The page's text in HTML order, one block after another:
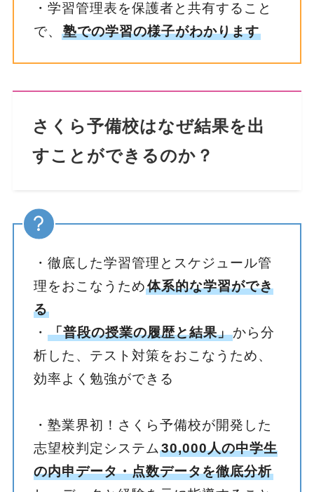
・学習管理表を保護者と共有すること
で、塾での学習の様子がわかります
さくら予備校はなぜ結果を出
すことができるのか ？
・徹底した学習管理とスケジュール管
理をおこなうため体系的な学習ができ
る
・「普段の授業の履歴と結果」から分
析した、テスト対策をおこなうため、
効率よく勉強ができる
・塾業界初！さくら予備校が開発した
志望校判定システム30,000人の中学生
の内申データ・点数データを徹底分析